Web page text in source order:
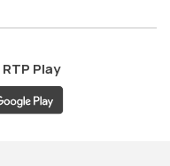
RTP Play